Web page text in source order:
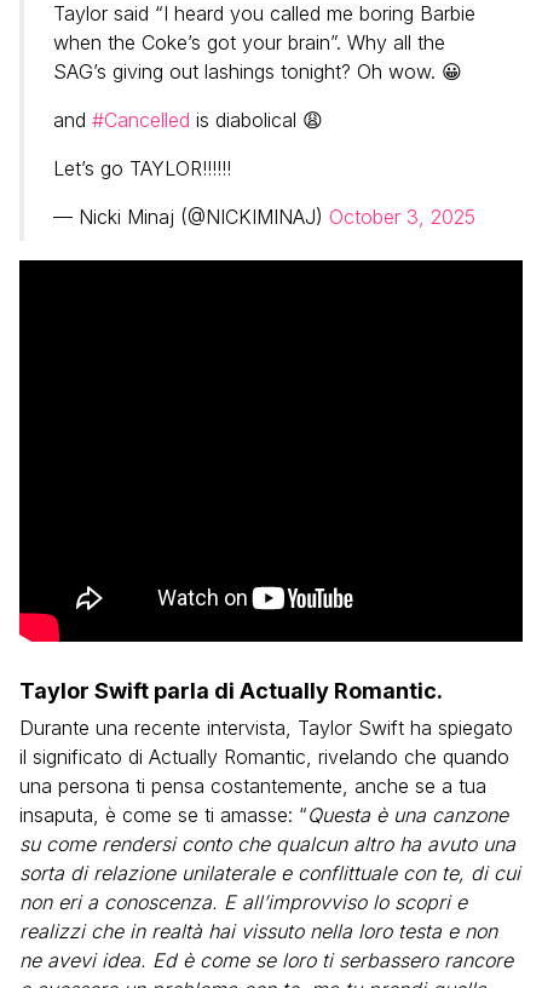
Taylor said “I heard you called me boring Barbie
when the Coke’s got your brain”. Why all the
SAG’s giving out lashings tonight? Oh wow. 😀
and #Cancelled is diabolical 😩
Let’s go TAYLOR!!!!!!
— Nicki Minaj (@NICKIMINAJ) October 3, 2025
Taylor Swift parla di Actually Romantic.
Durante una recente intervista, Taylor Swift ha spiegato
il significato di Actually Romantic, rivelando che quando
una persona ti pensa costantemente, anche se a tua
insaputa, è come se ti amasse: “Questa è una canzone
su come rendersi conto che qualcun altro ha avuto una
sorta di relazione unilaterale e conflittuale con te, di cui
non eri a conoscenza. E all’improvviso lo scopri e
realizzi che in realtà hai vissuto nella loro testa e non
ne avevi idea. Ed è come se loro ti serbassero rancore